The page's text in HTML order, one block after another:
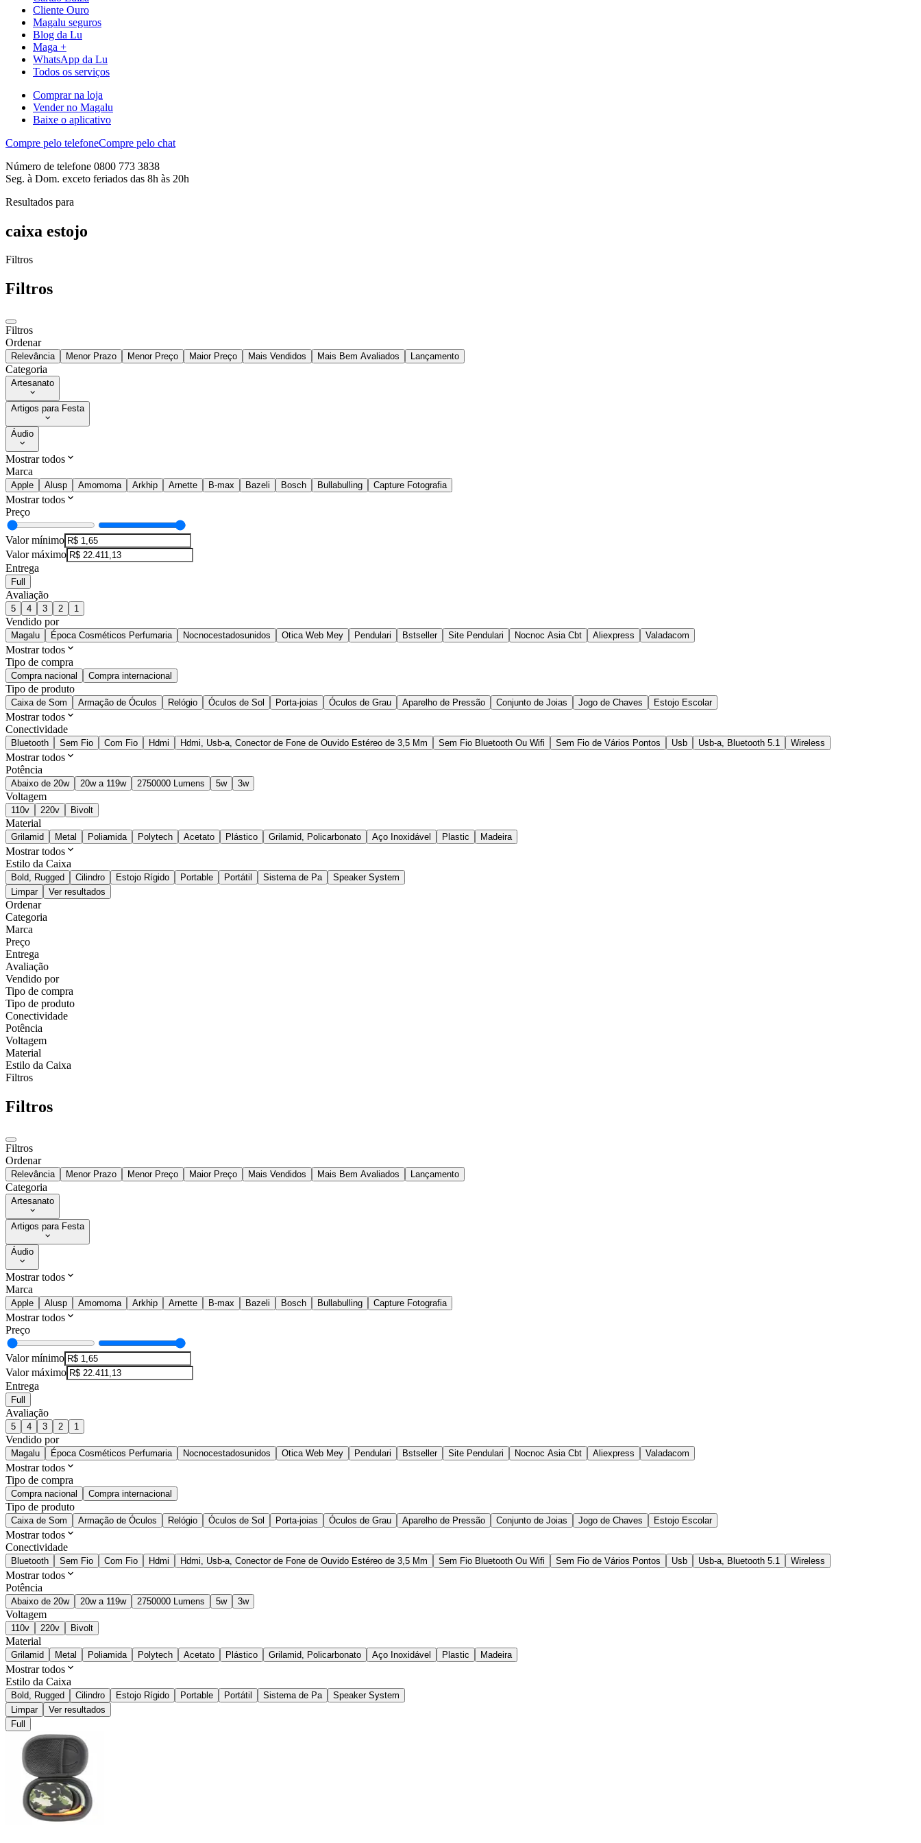
Cliente Ouro
Magalu seguros
Blog da Lu
Maga +
WhatsApp da Lu
Todos os serviços
Comprar na loja
Vender no Magalu
Baixe o aplicativo
Compre pelo telefoneCompre pelo chat
Número de telefone 0800 773 3838
Seg. à Dom. exceto feriados das 8h às 20h
Resultados para
caixa estojo
Filtros
Filtros
Filtros
Ordenar
Relevância Menor Prazo Menor Preço Maior Preço Mais Vendidos Mais Bem Avaliados Lançamento
Categoria
Artesanato
Artigos para Festa
Áudio
Mostrar todos
Marca
Apple Alusp Amomoma Arkhip Arnette B-max Bazeli Bosch Bullabulling Capture Fotografia
Mostrar todos
Preço
Valor mínimo
Valor máximo
Entrega
Full
Avaliação
5 4 3 2 1
Vendido por
Magalu Época Cosméticos Perfumaria Nocnocestadosunidos Otica Web Mey Pendulari Bstseller Site Pendulari Nocnoc Asia Cbt Aliexpress Valadacom
Mostrar todos
Tipo de compra
Compra nacional Compra internacional
Tipo de produto
Caixa de Som Armação de Óculos Relógio Óculos de Sol Porta-joias Óculos de Grau Aparelho de Pressão Conjunto de Joias Jogo de Chaves Estojo Escolar
Mostrar todos
Conectividade
Bluetooth Sem Fio Com Fio Hdmi Hdmi, Usb-a, Conector de Fone de Ouvido Estéreo de 3,5 Mm Sem Fio Bluetooth Ou Wifi Sem Fio de Vários Pontos Usb Usb-a, Bluetooth 5.1 Wireless
Mostrar todos
Potência
Abaixo de 20w 20w a 119w 2750000 Lumens 5w 3w
Voltagem
110v 220v Bivolt
Material
Grilamid Metal Poliamida Polytech Acetato Plástico Grilamid, Policarbonato Aço Inoxidável Plastic Madeira
Mostrar todos
Estilo da Caixa
Bold, Rugged Cilindro Estojo Rígido Portable Portátil Sistema de Pa
Speaker System
Limpar
Ver resultados
Ordenar
Categoria
Marca
Preço
Entrega
Avaliação
Vendido por
Tipo de compra
Tipo de produto
Conectividade
Potência
Voltagem
Material
Estilo da Caixa
Filtros
Filtros
Filtros
Ordenar
Relevância Menor Prazo Menor Preço Maior Preço Mais Vendidos Mais Bem Avaliados Lançamento
Categoria
Artesanato
Artigos para Festa
Áudio
Mostrar todos
Marca
Apple Alusp Amomoma Arkhip Arnette B-max Bazeli Bosch Bullabulling Capture Fotografia
Mostrar todos
Preço
Valor mínimo
Valor máximo
Entrega
Full
Avaliação
5 4 3 2 1
Vendido por
Magalu Época Cosméticos Perfumaria Nocnocestadosunidos Otica Web Mey Pendulari Bstseller Site Pendulari Nocnoc Asia Cbt Aliexpress Valadacom
Mostrar todos
Tipo de compra
Compra nacional Compra internacional
Tipo de produto
Caixa de Som Armação de Óculos Relógio Óculos de Sol Porta-joias Óculos de Grau Aparelho de Pressão Conjunto de Joias Jogo de Chaves Estojo Escolar
Mostrar todos
Conectividade
Bluetooth Sem Fio Com Fio Hdmi Hdmi, Usb-a, Conector de Fone de Ouvido Estéreo de 3,5 Mm Sem Fio Bluetooth Ou Wifi Sem Fio de Vários Pontos Usb Usb-a, Bluetooth 5.1 Wireless
Mostrar todos
Potência
Abaixo de 20w 20w a 119w 2750000 Lumens 5w 3w
Voltagem
110v 220v Bivolt
Material
Grilamid Metal Poliamida Polytech Acetato Plástico Grilamid, Policarbonato Aço Inoxidável Plastic Madeira
Mostrar todos
Estilo da Caixa
Bold, Rugged Cilindro Estojo Rígido Portable Portátil Sistema de Pa
Speaker System
Limpar
Ver resultados
Full